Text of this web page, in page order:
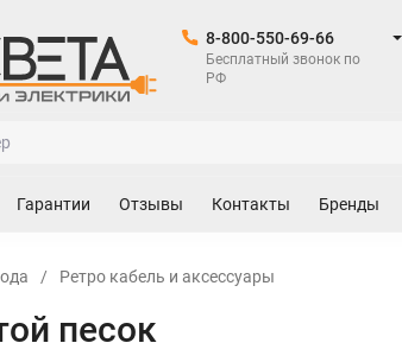
8-800-550-69-66
Бесплатный звонок по
РФ
Гарантии Отзывы Контакты Бренды
/ Ретро кабель и аксессуары
песок